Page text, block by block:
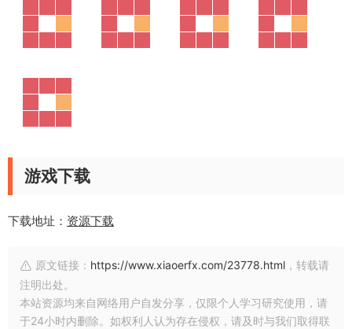
游戏下载
下载地址： 资源下载
原文链接： https://www.xiaoerfx.com/23778.html ，转载请
注明出处。
本站资源均来自网络用户自发分享，仅限个人学习研究使用，请
于24小时内删除。如权利人认为存在侵权，请及时与我们取得联